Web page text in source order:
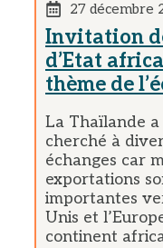
27 décembre
Invitation
d’Etat
thème de
La Thaïlande a
cherché à
échanges car
exportations
importantes
Unis et
continent